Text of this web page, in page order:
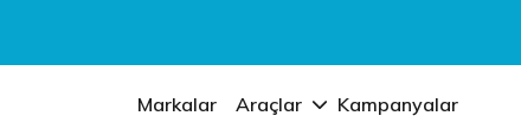
Markalar Araçlar Kampanyalar